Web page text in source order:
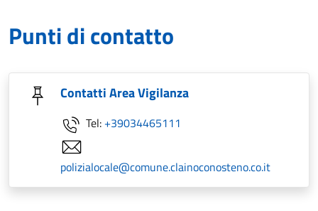
Punti di contatto
Contatti Area Vigilanza
Tel: +39034465111
polizialocale@comune.clainoconosteno.co.it